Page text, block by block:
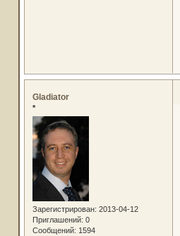
Gladiator
*
Зарегистрирован: 2013-04-12
Приглашений: 0
Сообщений: 1594